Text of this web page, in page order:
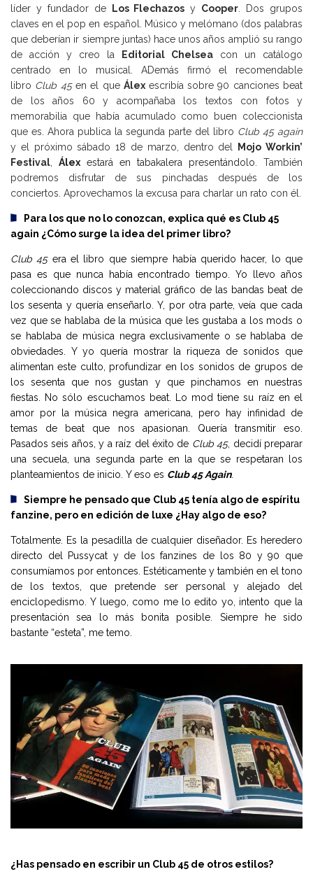
líder y fundador de
Los Flechazos y Cooper. Dos grupos
claves en el pop en español. Músico y melómano (dos palabras
que deberían ir siempre juntas) hace unos años amplió su rango
de acción y creo la
Editorial Chelsea con un catálogo
centrado en lo musical. ADemás firmó el recomendable
libro Club 45en el queÁlex escribía sobre 90 canciones beat
de los años 60 y acompañaba los textos con fotos y
memorabilia que había acumulado como buen coleccionista
que es. Ahora publica la segunda parte del libro Club 45 again
y el próximo sábado 18 de marzo, dentro del
Mojo Workin’
Festival, Álexestará en tabakalera presentándolo. También
podremos disfrutar de sus pinchadas después de los
conciertos. Aprovechamos la excusa para charlar un rato con él.
Para los que no lo conozcan, explica qué es Club 45
again ¿Cómo surge la idea del primer libro?
Club 45era el libro que siempre había querido hacer, lo que
pasa es que nunca había encontrado tiempo. Yo llevo años
coleccionando discos y material gráfico de las bandas beat de
los sesenta y quería enseñarlo. Y, por otra parte, veía que cada
vez que se hablaba de la música que les gustaba a los mods o
se hablaba de música negra exclusivamente o se hablaba de
obviedades. Y yo quería mostrar la riqueza de sonidos que
alimentan este culto, profundizar en los sonidos de grupos de
los sesenta que nos gustan y que pinchamos en nuestras
fiestas. No sólo escuchamos beat. Lo mod tiene su raíz en el
amor por la música negra americana, pero hay infinidad de
temas de beat que nos apasionan. Quería transmitir eso.
Pasados seis años, y a raíz del éxito de Club 45, decidí preparar
una secuela, una segunda parte en la que se respetaran los
planteamientos de inicio. Y eso es Club 45 Again.
Siempre he pensado que Club 45 tenía algo de espíritu
fanzine, pero en edición de luxe ¿Hay algo de eso?
Totalmente. Es la pesadilla de cualquier diseñador. Es heredero
directo del Pussycat y de los fanzines de los 80 y 90 que
consumíamos por entonces. Estéticamente y también en el tono
de los textos, que pretende ser personal y alejado del
enciclopedismo. Y luego, como me lo edito yo, intento que la
presentación sea lo más bonita posible. Siempre he sido
bastante “esteta”, me temo.
¿Has pensado en escribir un Club 45 de otros estilos?